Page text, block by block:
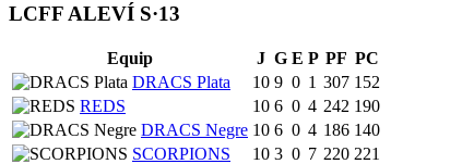
LCFF ALEVÍ S·13
Equip J G E P PF PC
DRACS Plata
10 9 0 1 307 152
REDS
10 6 0 4 242 190
DRACS Negre 10 6 0 4 186 140
SCORPIONS
10 3 0 7 220 221